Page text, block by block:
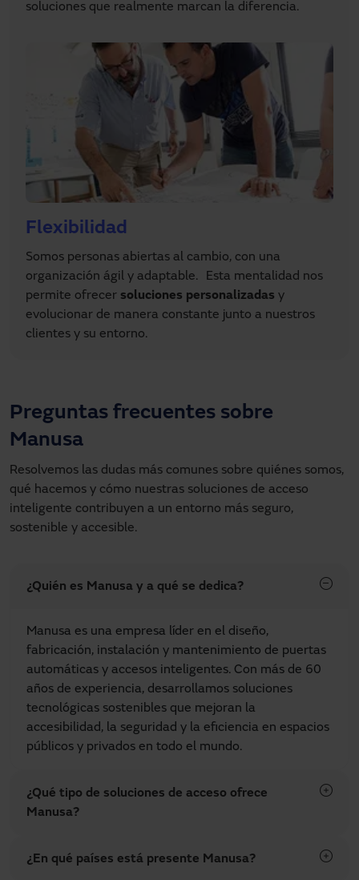
soluciones que realmente marcan la diferencia.
Flexibilidad
Somos personas abiertas al cambio, con una
organización ágil y adaptable. Esta mentalidad nos
permite ofrecer soluciones personalizadas y
evolucionar de manera constante junto a nuestros
clientes y su entorno.
Preguntas frecuentes sobre
Manusa
Resolvemos las dudas más comunes sobre quiénes somos,
qué hacemos y cómo nuestras soluciones de acceso
inteligente contribuyen a un entorno más seguro,
sostenible y accesible.
¿Quién es Manusa y a qué se dedica?
Manusa es una empresa líder en el diseño,
fabricación, instalación y mantenimiento de puertas
automáticas y accesos inteligentes. Con más de 60
años de experiencia, desarrollamos soluciones
tecnológicas sostenibles que mejoran la
accesibilidad, la seguridad y la eficiencia en espacios
públicos y privados en todo el mundo.
¿Qué tipo de soluciones de acceso ofrece
Manusa?
¿En qué países está presente Manusa?